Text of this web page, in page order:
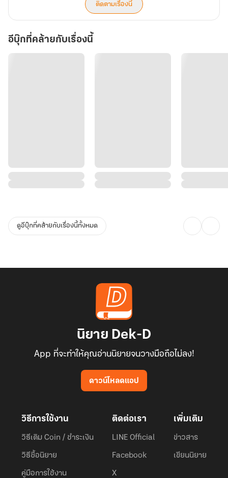
ติดตามเรื่องนี้
อีบุ๊กที่คล้ายกับเรื่องนี้
ดูอีบุ๊กที่คล้ายกับเรื่องนี้ทั้งหมด
นิยาย Dek-D
App ที่จะทำให้คุณอ่านนิยายจนวางมือถือไม่ลง!
ดาวน์โหลดแอป
วิธีการใช้งาน
วิธีเติม Coin / ชำระเงิน
วิธีซื้อนิยาย
คู่มือการใช้งาน
ติดต่อเรา
LINE Official
Facebook
X
เพิ่มเติม
ข่าวสาร
เขียนนิยาย